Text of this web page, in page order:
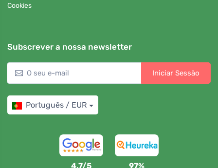
Cookies
Subscrever a nossa newsletter
Iniciar Sessão
Português / EUR
4,7/5 97%